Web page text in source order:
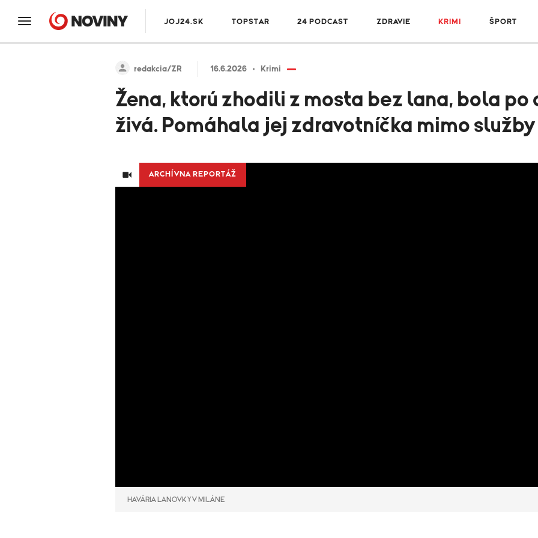
JOJ24.SK TOPSTAR 24 PODCAST ZDRAVIE KRIMI ŠPORT
redakcia/ZR 16.6.2026 Krimi
Žena, ktorú zhodili z mosta bez lana, bola po
živá. Pomáhala jej zdravotníčka mimo služby
ARCHÍVNA REPORTÁŽ
HAVÁRIA LANOVKY V MILÁNE